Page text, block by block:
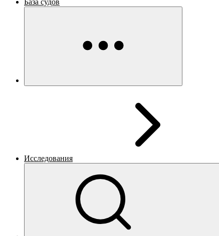
База судов
Исследования